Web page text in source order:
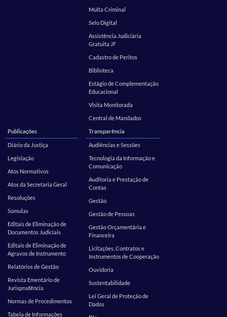
Multa Criminal
Selo Digital
Assistência Judiciária
Gratuita JF
Cadastro de Peritos
Biblioteca
Estágio de Complementação
Educacional
Visita Monitorada
Central de Mandados
Publicações
Diário da Justiça
Legislação
Atos Normativos
Atos da Secretaria Geral
Resoluções
Súmulas
Editais de Eliminação de
Documentos Judiciais
Editais de Eliminação de
Agravos de Instrumento
Relatórios de Gestão
Revista Ementário de
Jurisprudência
Normas de Procedimentos
Tabela de Informações
Transparência
Audiências e Sessões
Tecnologia da Informação e
Comunicação
Auditoria e Prestação de
Contas
Gestão
Gestão de Pessoas
Gestão Orçamentária e
Financeira
Licitações, Contratos e
Instrumentos de Cooperação
Ouvidoria
Sustentabilidade
Lei Geral de Proteção de
Dados